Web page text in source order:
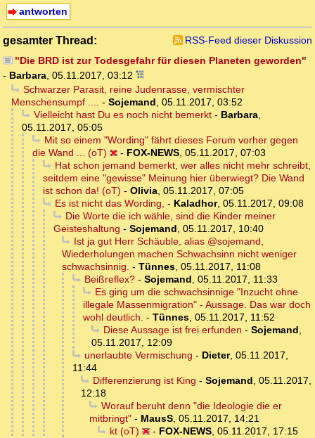
antworten
gesamter Thread:
RSS-Feed dieser Diskussion
"Die BRD ist zur Todesgefahr für diesen Planeten geworden"
- Barbara, 05.11.2017, 03:12
Schwarzer Parasit, reine Judenrasse, vermischter
Menschensumpf .... - Sojemand, 05.11.2017, 03:52
Vielleicht hast Du es noch nicht bemerkt- Barbara,
05.11.2017, 05:05
Mit so einem "Wording" fährt dieses Forum vorher gegen
die Wand ... (oT)
- FOX-NEWS, 05.11.2017, 07:03
Hat schon jemand bemerkt, wer alles nicht mehr schreibt,
seitdem eine "gewisse" Meinung hier überwiegt? Die Wand
ist schon da! (oT) - Olivia, 05.11.2017, 07:05
Es ist nicht das Wording, - Kaladhor, 05.11.2017, 09:08
Die Worte die ich wähle, sind die Kinder meiner
Geisteshaltung - Sojemand, 05.11.2017, 10:40
Ist ja gut Herr Schäuble, alias @sojemand,
Wiederholungen machen Schwachsinn nicht weniger
schwachsinnig. - Tünnes, 05.11.2017, 11:08
Beißreflex?- Sojemand, 05.11.2017, 11:33
Es ging um die schwachsinnige "Inzucht ohne
illegale Massenmigration" - Aussage. Das war doch
wohl deutlich. - Tünnes, 05.11.2017, 11:52
Diese Aussage ist frei erfunden - Sojemand,
05.11.2017, 12:09
unerlaubte Vermischung - Dieter, 05.11.2017,
11:44
Differenzierung ist King - Sojemand, 05.11.2017,
12:18
Worauf beruht denn "die Ideologie die er
mitbringt" - MausS, 05.11.2017, 14:21
kt (oT)
- FOX-NEWS, 05.11.2017, 17:15